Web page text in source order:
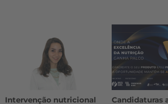
Intervenção nutricional
Candidaturas